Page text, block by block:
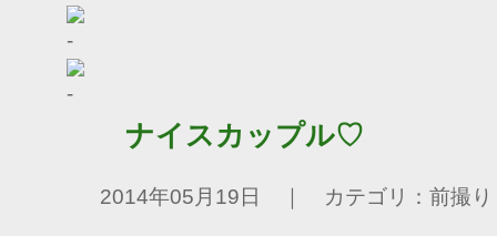
ナイスカップル♡
2014年05月19日 ｜ カテゴリ：前撮り